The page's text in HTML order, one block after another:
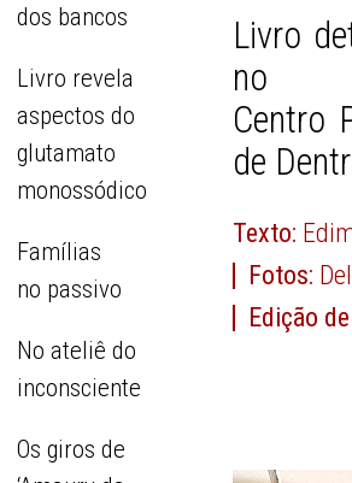
dos bancos
Livro revela
aspectos do
glutamato
monossódico
Famílias
no passivo
No ateliê do
inconsciente
Os giros de
Livro
no
Centro
de
Texto:
Fotos:
Edição